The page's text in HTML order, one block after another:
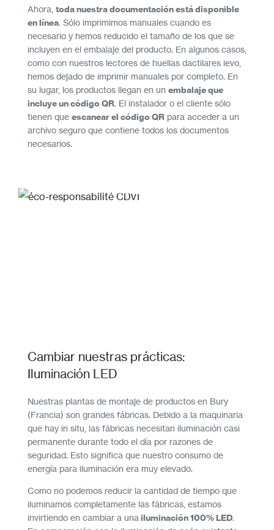
Ahora, toda nuestra documentación está disponible
en línea. Sólo imprimimos manuales cuando es
necesario y hemos reducido el tamaño de los que se
incluyen en el embalaje del producto. En algunos casos,
como con nuestros lectores de huellas dactilares ievo,
hemos dejado de imprimir manuales por completo. En
su lugar, los productos llegan en un embalaje que
incluye un código QR. El instalador o el cliente sólo
tienen que escanear el código QR para acceder a un
archivo seguro que contiene todos los documentos
necesarios.
Cambiar nuestras prácticas:
Iluminación LED
Nuestras plantas de montaje de productos en Bury
(Francia) son grandes fábricas. Debido a la maquinaria
que hay in situ, las fábricas necesitan iluminación casi
permanente durante todo el día por razones de
seguridad. Esto significa que nuestro consumo de
energía para iluminación era muy elevado.
Como no podemos reducir la cantidad de tiempo que
iluminamos completamente las fábricas, estamos
invirtiendo en cambiar a una iluminación 100% LED.